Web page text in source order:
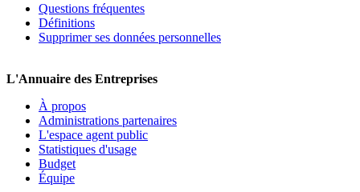
Questions fréquentes
Définitions
Supprimer ses données personnelles
L'Annuaire des Entreprises
À propos
Administrations partenaires
L'espace agent public
Statistiques d'usage
Budget
Équipe